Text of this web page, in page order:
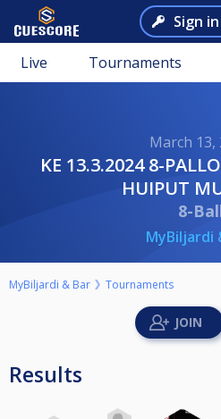
Sign in
Live Tournaments
March 13,
KE 13.3.2024 8-PALLO VIIKKOKISAT (EI
HUIPUT
8-
MyBiljardi
MyBiljardi & Bar Tournaments
Results